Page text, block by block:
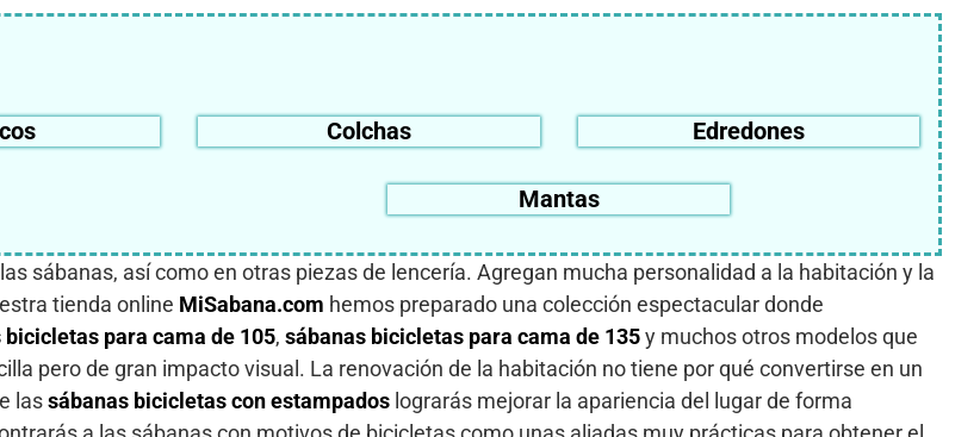
Colchas Edredones
Mantas
sábanas, así como en otras piezas de lencería. Agregan mucha personalidad a la habitación y la
tienda online MiSabana.com hemos preparado una colección espectacular donde
bicicletas para cama de 105, sábanas bicicletas para cama de 135y muchos otros modelos que
pero de gran impacto visual. La renovación de la habitación no tiene por qué convertirse en un
lassábanas bicicletas con estampados lograrás mejorar la apariencia del lugar de forma